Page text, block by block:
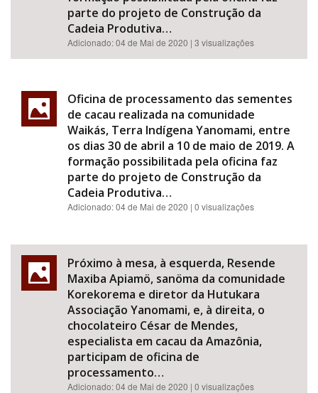
parte do projeto de Construção da
Cadeia Produtiva…
Adicionado:04 de Mai de 2020 | 3 visualizações
Oficina de processamento das sementes
de cacau realizada na comunidade
Waikás, Terra Indígena Yanomami, entre
os dias 30 de abril a 10 de maio de 2019. A
formação possibilitada pela oficina faz
parte do projeto de Construção da
Cadeia Produtiva…
Adicionado:04 de Mai de 2020 | 0 visualizações
Próximo à mesa, à esquerda, Resende
Maxiba Apiamö, sanöma da comunidade
Korekorema e diretor da Hutukara
Associação Yanomami, e, à direita, o
chocolateiro César de Mendes,
especialista em cacau da Amazônia,
participam de oficina de
processamento…
Adicionado:04 de Mai de 2020 | 0 visualizações